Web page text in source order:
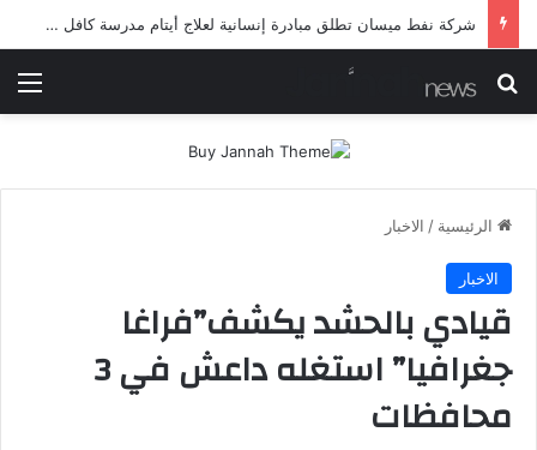
شرطة ميسان تلقي القبض على مطلقي العيارات النارية أثناء تشييع جنائزي في العمارة
بحث عن
الرئيسية / الاخبار
الاخبار
قيادي بالحشد يكشف”فراغا
جغرافيا” استغله داعش في 3
محافظات